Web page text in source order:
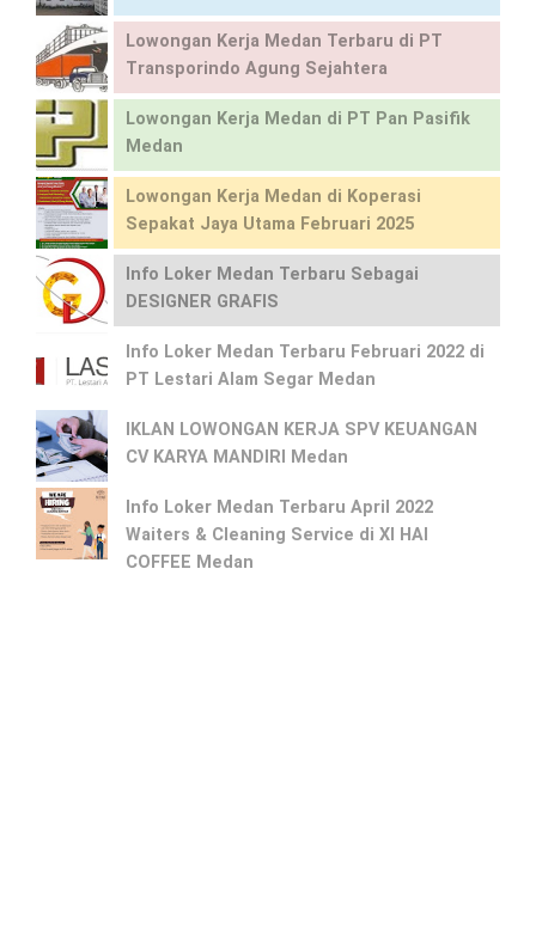
Lowongan Kerja Medan Terbaru di PT
Transporindo Agung Sejahtera
Lowongan Kerja Medan di PT Pan Pasifik
Medan
Lowongan Kerja Medan di Koperasi
Sepakat Jaya Utama Februari 2025
Info Loker Medan Terbaru Sebagai
DESIGNER GRAFIS
Info Loker Medan Terbaru Februari 2022 di
PT Lestari Alam Segar Medan
IKLAN LOWONGAN KERJA SPV KEUANGAN
CV KARYA MANDIRI Medan
Info Loker Medan Terbaru April 2022
Waiters & Cleaning Service di XI HAI
COFFEE Medan